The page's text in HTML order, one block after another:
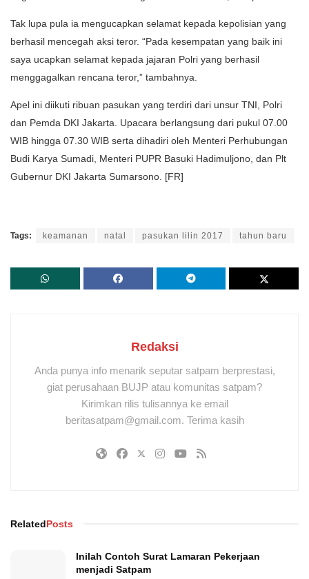
Tak lupa pula ia mengucapkan selamat kepada kepolisian yang
berhasil mencegah aksi teror. “Pada kesempatan yang baik ini
saya ucapkan selamat kepada jajaran Polri yang berhasil
menggagalkan rencana teror,” tambahnya.
Apel ini diikuti ribuan pasukan yang terdiri dari unsur TNI, Polri
dan Pemda DKI Jakarta. Upacara berlangsung dari pukul 07.00
WIB hingga 07.30 WIB serta dihadiri oleh Menteri Perhubungan
Budi Karya Sumadi, Menteri PUPR Basuki Hadimuljono, dan Plt
Gubernur DKI Jakarta Sumarsono. [FR]
Tags: keamanan natal pasukan lilin 2017 tahun baru
Redaksi
Anda punya info menarik seputar satpam berprestasi,
giat perusahaan BUJP atau komunitas satpam?
Kirimkan rilis tulisannya ke email
beritasatpam@gmail.com. Terima kasih
RelatedPosts
Inilah Contoh Surat Lamaran Pekerjaan
menjadi Satpam